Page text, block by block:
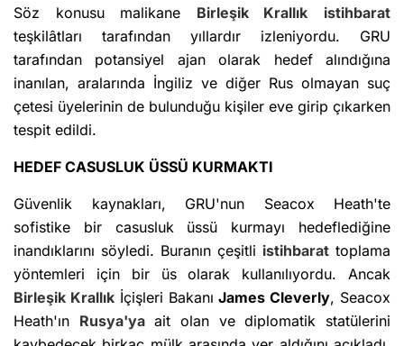
Söz konusu malikane Birleşik Krallık
istihbarat
teşkilâtları tarafından yıllardır izleniyordu. GRU
tarafından potansiyel ajan olarak hedef alındığına
inanılan, aralarında İngiliz ve diğer Rus olmayan suç
çetesi üyelerinin de bulunduğu kişiler eve girip çıkarken
tespit edildi.
HEDEF CASUSLUK ÜSSÜ KURMAKTI
Güvenlik kaynakları, GRU'nun Seacox Heath'te
sofistike bir casusluk üssü kurmayı hedeflediğine
inandıklarını söyledi. Buranın çeşitli istihbarat toplama
yöntemleri için bir üs olarak kullanılıyordu. Ancak
Birleşik Krallıkİçişleri BakanıJames Cleverly, Seacox
Heath'ın Rusya'yaait olan ve diplomatik statülerini